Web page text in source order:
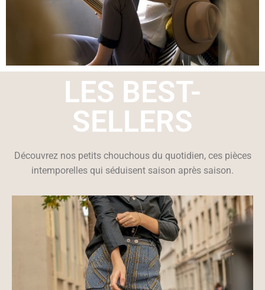
LES BEST-
SELLERS
Découvrez nos petits chouchous du quotidien, ces pièces
intemporelles qui séduisent saison après saison.